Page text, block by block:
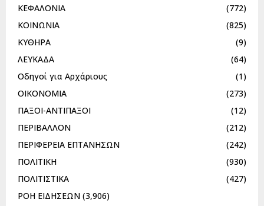
ΚΕΦΑΛΟΝΙΑ
(772)
ΚΟΙΝΩΝΙΑ
(825)
ΚΥΘΗΡΑ
(9)
ΛΕΥΚΑΔΑ
(64)
Οδηγοί για Αρχάριους
(1)
ΟΙΚΟΝΟΜΙΑ
(273)
ΠΑΞΟΙ-ΑΝΤΙΠΑΞΟΙ
(12)
ΠΕΡΙΒΑΛΛΟΝ
(212)
ΠΕΡΙΦΕΡΕΙΑ ΕΠΤΑΝΗΣΩΝ
(242)
ΠΟΛΙΤΙΚΗ
(930)
ΠΟΛΙΤΙΣΤΙΚΑ
(427)
ΡΟΗ ΕΙΔΗΣΕΩΝ (3,906)